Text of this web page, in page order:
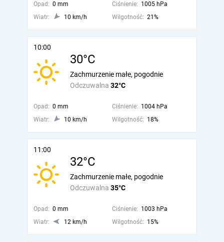
Opad: 0 mm Ciśnienie: 1005 hPa
Wiatr:
10 km/h Wilgotność: 21%
10:00
30°C
Odczuwalna 32°C
Zachmurzenie małe, pogodnie
Opad: 0 mm Ciśnienie: 1004 hPa
Wiatr:
10 km/h Wilgotność: 18%
11:00
32°C
Odczuwalna 35°C
Zachmurzenie małe, pogodnie
Opad: 0 mm Ciśnienie: 1003 hPa
Wiatr:
12 km/h Wilgotność: 15%